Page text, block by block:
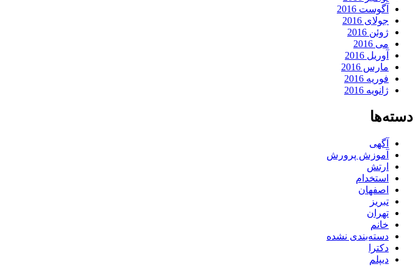
آگوست 2016
جولای 2016
ژوئن 2016
می 2016
آوریل 2016
مارس 2016
فوریه 2016
ژانویه 2016
دسته‌ها
آگهی
آموزش پرورش
ارتش
استخدام
اصفهان
تبریز
تهران
خانم
دسته‌بندی نشده
دکترا
دیپلم